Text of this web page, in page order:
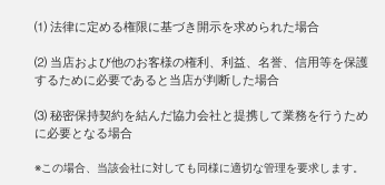
⑴ 法律に定める権限に基づき開示を求められた場合
⑵ 当店および他のお客様の権利、利益、名誉、信用等を保護
するために必要であると当店が判断した場合
⑶ 秘密保持契約を結んだ協力会社と提携して業務を行うため
に必要となる場合
※この場合、当該会社に対しても同様に適切な管理を要求します。